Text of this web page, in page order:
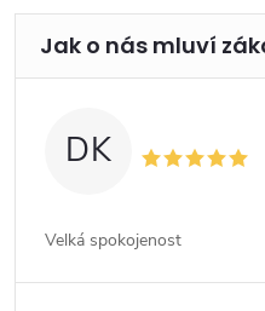
DK
Velká spokojenost